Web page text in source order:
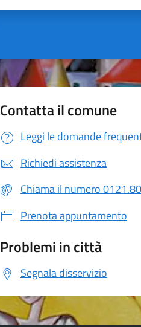
Contatta il comune
Leggi le domande
Richiedi assistenza
Chiama il numero
Prenota appuntamento
Problemi in città
Segnala disservizio